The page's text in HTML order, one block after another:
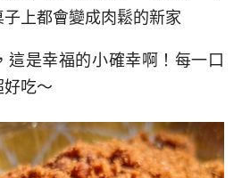
上都會變成肉鬆的新家
這是幸福的小確幸啊！每一口
吃～